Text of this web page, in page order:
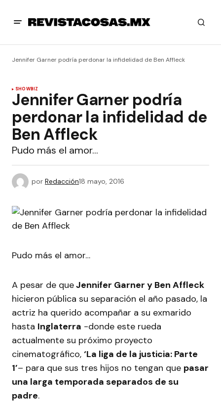
Jennifer Garner podría perdonar la infidelidad de Ben Affleck
SHOWBIZ
Jennifer Garner podría
perdonar la infidelidad de
Ben Affleck
Pudo más el amor…
por Redacción18 mayo, 2016
Pudo más el amor…
A pesar de queJennifer Garner y Ben Affleck
hicieron pública su separación el año pasado, la
actriz ha querido acompañar a su exmarido
hasta Inglaterra -donde este rueda
actualmente su próximo proyecto
cinematográfico, ‘La liga de la justicia: Parte
1’– para que sus tres hijos no tengan que pasar
una larga temporada separados de su
padre.